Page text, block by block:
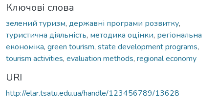
Ключові слова
зелений туризм, державні програми розвитку,
туристична діяльність, методика оцінки, регіональна
економіка, green tourism, state development programs,
tourism activities, evaluation methods, regional economy
URI
http://elar.tsatu.edu.ua/handle/123456789/13628